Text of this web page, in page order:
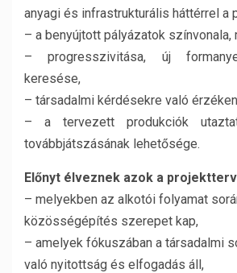
anyagi és infrastrukturális háttérrel a
– a benyújtott pályázatok
– progresszivitása, új
keresése,
– társadalmi kérdésekre való
– a tervezett produkciók
továbbjátszásának lehetősége.
Előnyt élveznek azok a
– melyekben az alkotói folyamat
közösségépítés szerepet kap,
– amelyek fókuszában a társadalmi
való nyitottság és elfogadás áll,